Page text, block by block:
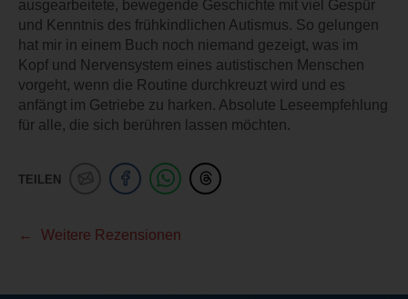
ausgearbeitete, bewegende Geschichte mit viel Gespür
und Kenntnis des frühkindlichen Autismus. So gelungen
hat mir in einem Buch noch niemand gezeigt, was im
Kopf und Nervensystem eines autistischen Menschen
vorgeht, wenn die Routine durchkreuzt wird und es
anfängt im Getriebe zu harken. Absolute Leseempfehlung
für alle, die sich berühren lassen möchten.
TEILEN
Weitere Rezensionen